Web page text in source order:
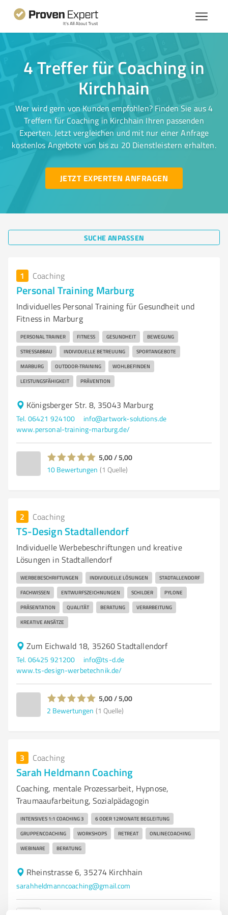
4 Treffer für Coaching in
Kirchhain
Wer wird gern von Kunden empfohlen? Finden Sie aus 4
Treffern für Coaching in Kirchhain Ihren passenden
Experten. Jetzt vergleichen und mit nur einer Anfrage
kostenlos Angebote von bis zu 20 Dienstleistern erhalten.
JETZT EXPERTEN ANFRAGEN
SUCHE ANPASSEN
1 Coaching
Personal Training Marburg
Individuelles Personal Training für Gesundheit und
Fitness in Marburg
PERSONAL TRAINER FITNESS GESUNDHEIT BEWEGUNG
STRESSABBAU INDIVIDUELLE BETREUUNG SPORTANGEBOTE
MARBURG OUTDOOR-TRAINING WOHLBEFINDEN
LEISTUNGSFÄHIGKEIT PRÄVENTION
Königsberger Str. 8, 35043 Marburg
Tel. 06421 924100
info@artwork-solutions.de
www.personal-training-marburg.de/
5,00 / 5,00
10 Bewertungen (1 Quelle)
2 Coaching
TS-Design Stadtallendorf
Individuelle Werbebeschriftungen und kreative
Lösungen in Stadtallendorf
WERBEBESCHRIFTUNGEN INDIVIDUELLE LÖSUNGEN STADTALLENDORF
FACHWISSEN ENTWURFSZEICHNUNGEN SCHILDER PYLONE
PRÄSENTATION QUALITÄT BERATUNG VERARBEITUNG
KREATIVE ANSÄTZE
Zum Eichwald 18, 35260 Stadtallendorf
Tel. 06425 921200
info@ts-d.de
www.ts-design-werbetechnik.de/
5,00 / 5,00
2 Bewertungen (1 Quelle)
3 Coaching
Sarah Heldmann Coaching
Coaching, mentale Prozessarbeit, Hypnose,
Traumaaufarbeitung, Sozialpädagogin
INTENSIVES 1:1 COACHING 3 6 ODER 12MONATE BEGLEITUNG
GRUPPENCOACHING WORKSHOPS RETREAT ONLINECOACHING
WEBINARE BERATUNG
Rheinstrasse 6, 35274 Kirchhain
sarahheldmanncoaching@gmail.com